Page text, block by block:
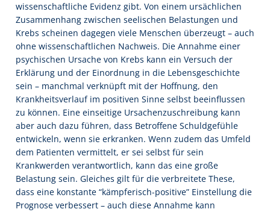
wissenschaftliche Evidenz gibt. Von einem ursächlichen
Zusammenhang zwischen seelischen Belastungen und
Krebs scheinen dagegen viele Menschen überzeugt – auch
ohne wissenschaftlichen Nachweis. Die Annahme einer
psychischen Ursache von Krebs kann ein Versuch der
Erklärung und der Einordnung in die Lebensgeschichte
sein – manchmal verknüpft mit der Hoffnung, den
Krankheitsverlauf im positiven Sinne selbst beeinflussen
zu können. Eine einseitige Ursachenzuschreibung kann
aber auch dazu führen, dass Betroffene Schuldgefühle
entwickeln, wenn sie erkranken. Wenn zudem das Umfeld
dem Patienten vermittelt, er sei selbst für sein
Krankwerden verantwortlich, kann das eine große
Belastung sein. Gleiches gilt für die verbreitete These,
dass eine konstante “kämpferisch-positive” Einstellung die
Prognose verbessert – auch diese Annahme kann